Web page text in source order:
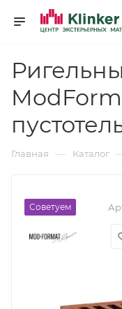
Главная — Каталог
Советуем